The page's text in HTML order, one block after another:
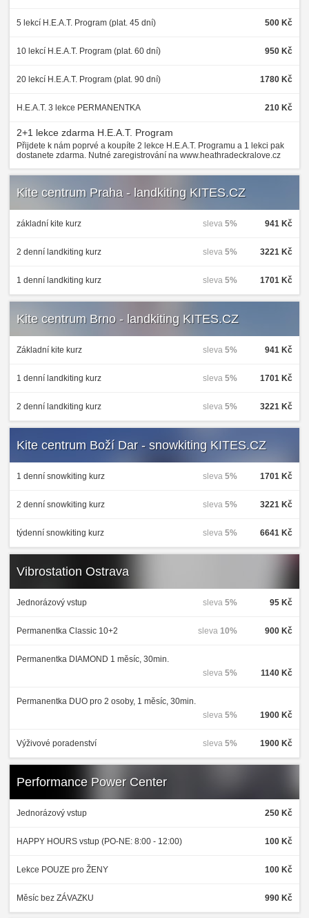
5 lekcí H.E.A.T. Program (plat. 45 dní) 500 Kč
10 lekcí H.E.A.T. Program (plat. 60 dní) 950 Kč
20 lekcí H.E.A.T. Program (plat. 90 dní) 1780 Kč
H.E.A.T. 3 lekce PERMANENTKA 210 Kč
2+1 lekce zdarma H.E.A.T. Program
Přijdete k nám poprvé a koupíte 2 lekce H.E.A.T. Programu a 1 lekci pak
dostanete zdarma. Nutné zaregistrování na www.heathradeckralove.cz
Kite centrum Praha - landkiting KITES.CZ
základní kite kurz 941 Kč
sleva 5%
2 denní landkiting kurz 3221 Kč
sleva 5%
1 denní landkiting kurz 1701 Kč
sleva 5%
Kite centrum Brno - landkiting KITES.CZ
Základní kite kurz 941 Kč
sleva 5%
1 denní landkiting kurz 1701 Kč
sleva 5%
2 denní landkiting kurz 3221 Kč
sleva 5%
Kite centrum Boží Dar - snowkiting KITES.CZ
1 denní snowkiting kurz 1701 Kč
sleva 5%
2 denní snowkiting kurz 3221 Kč
sleva 5%
týdenní snowkiting kurz 6641 Kč
sleva 5%
Vibrostation Ostrava
Jednorázový vstup 95 Kč
sleva 5%
Permanentka Classic 10+2 900 Kč
sleva 10%
Permanentka DIAMOND 1 měsíc, 30min.
1140 Kč
sleva 5%
Permanentka DUO pro 2 osoby, 1 měsíc, 30min.
1900 Kč
sleva 5%
Výživové poradenství 1900 Kč
sleva 5%
Performance Power Center
Jednorázový vstup 250 Kč
HAPPY HOURS vstup (PO-NE: 8:00 - 12:00) 100 Kč
Lekce POUZE pro ŽENY 100 Kč
Měsíc bez ZÁVAZKU 990 Kč